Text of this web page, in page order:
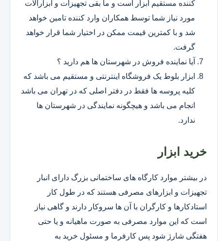
کننده مستقیم ابزار است و ما بقی تجهیزات و ابزارآلات
مورد نیاز شما توسط همکاران وارد کننده تامین خواهد
شد و با کمترین قیمت ممکن در اختیار شما قرار خواهد
گرفت.
آیا نماینده فروش در شهرستان ها هم دارید ؟
ابزار بلوط یک فروشگاه اینترنتی و مستقیم می باشد که
کلیه پروسه ها فقط در دفتر اصلی که در تهران می باشد
انجام می باشد و هیچگونه نمایندگی در شهرستان ها
ندارد.
خرید ابزار
در بیشتر موارد کارگاه های ساختمانی بزرگ دارای انبار
تجهیزات و ابزارهای مصرفی هستند که در طول کار
استادکارها و کارگران با آن ها سروکار دارند و گاهی نیاز
است که این موارد مصرفی به صورت ماهیانه و یا حتی
هفتگی شارژ شود پس کارفرما و مسئول خرید به